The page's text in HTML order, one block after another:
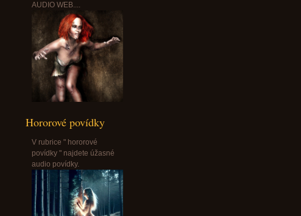
AUDIO WEB....
Hororové povídky
V rubrice " hororové
povídky " najdete úžasné
audio povídky.